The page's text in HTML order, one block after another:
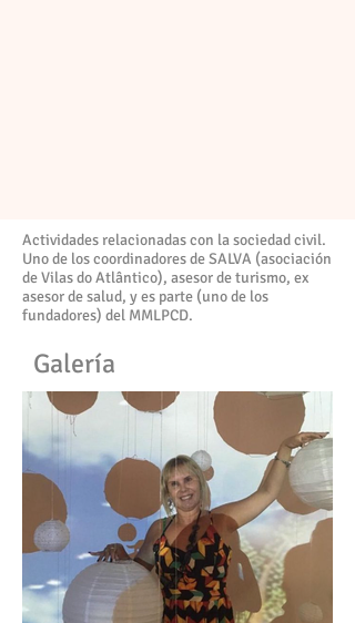
Actividades relacionadas con la sociedad civil.
Uno de los coordinadores de SALVA (asociación
de Vilas do Atlântico), asesor de turismo, ex
asesor de salud, y es parte (uno de los
fundadores) del MMLPCD.
Galería